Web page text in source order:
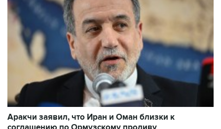
Аракчи заявил, что Иран и Оман близки к